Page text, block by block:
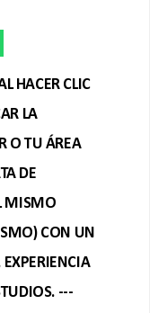
HACER CLIC
LA
O TU ÁREA
DE
MISMO
CON UN
---